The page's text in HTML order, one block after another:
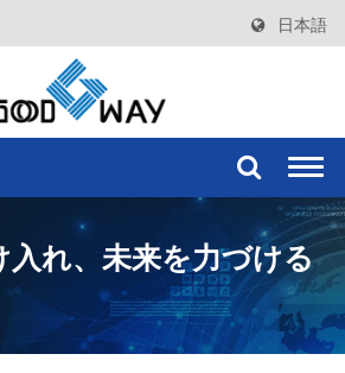
日本語
入れ、未来を力づける